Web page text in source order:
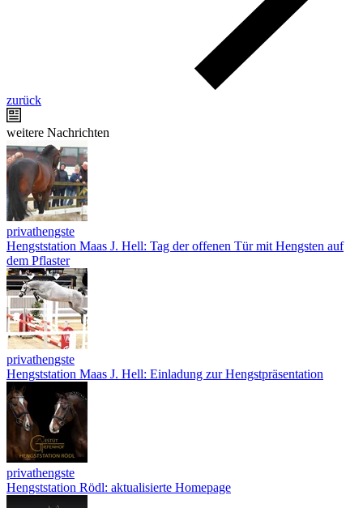
zurück
weitere Nachrichten
privathengste
Hengststation Maas J. Hell: Tag der offenen Tür mit Hengsten auf
dem Pflaster
privathengste
Hengststation Maas J. Hell: Einladung zur Hengstpräsentation
privathengste
Hengststation Rödl: aktualisierte Homepage